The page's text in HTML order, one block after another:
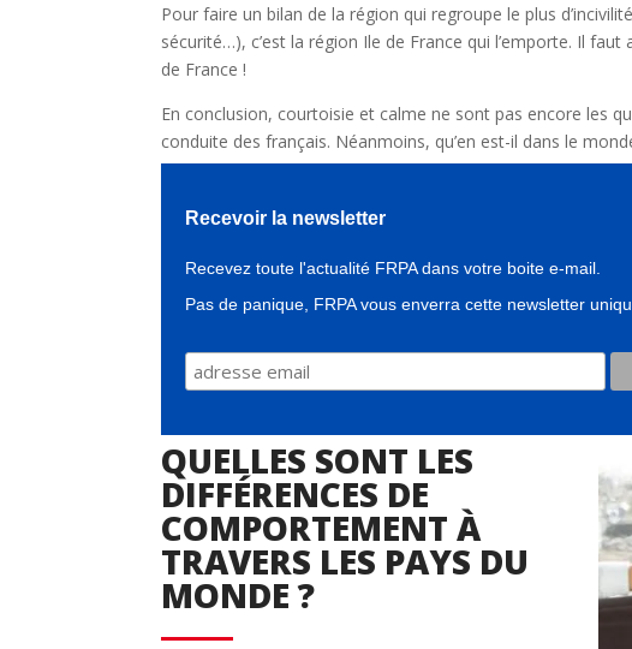
Pour faire un bilan de la région qui regroupe le plus
sécurité…), c’est la région Ile de France qui l’emporte. Il faut
de France !
En conclusion, courtoisie et calme ne sont pas encore les
conduite des français. Néanmoins, qu’en est-il dans le
Recevoir la newsletter
Recevez toute l'actualité FRPA dans votre boite e-mail.
Pas de panique, FRPA vous enverra cette newsletter
QUELLES SONT LES
DIFFÉRENCES DE
COMPORTEMENT À
TRAVERS LES PAYS DU
MONDE ?